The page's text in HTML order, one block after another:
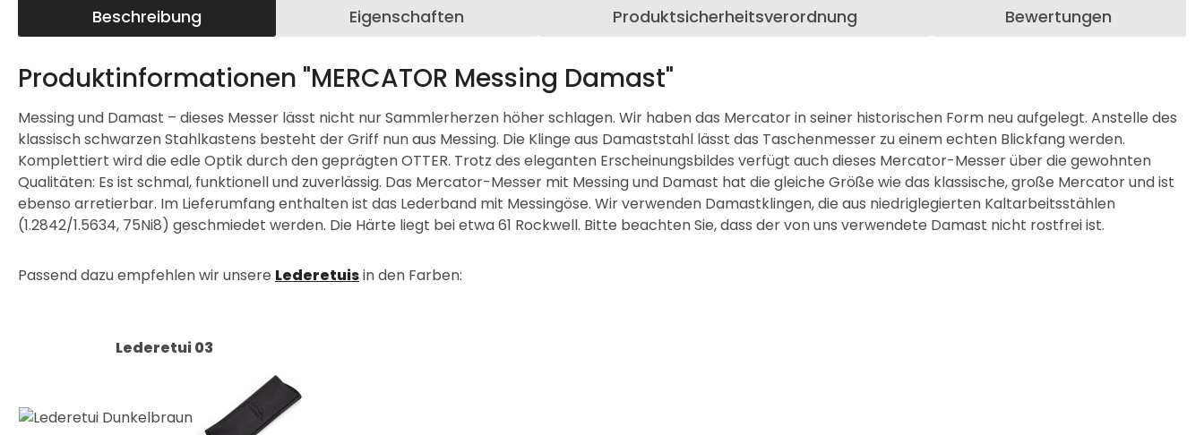
Beschreibung Eigenschaften Produktsicherheitsverordnung Bewertungen
Produktinformationen "MERCATOR Messing Damast"
Messing und Damast – dieses Messer lässt nicht nur Sammlerherzen höher schlagen. Wir haben das Mercator in seiner historischen Form neu aufgelegt. Anstelle des
klassisch schwarzen Stahlkastens besteht der Griff nun aus Messing. Die Klinge aus Damaststahl lässt das Taschenmesser zu einem echten Blickfang werden.
Komplettiert wird die edle Optik durch den geprägten OTTER. Trotz des eleganten Erscheinungsbildes verfügt auch dieses Mercator-Messer über die gewohnten
Qualitäten: Es ist schmal, funktionell und zuverlässig. Das Mercator-Messer mit Messing und Damast hat die gleiche Größe wie das klassische, große Mercator und ist
ebenso arretierbar. Im Lieferumfang enthalten ist das Lederband mit Messingöse. Wir verwenden Damastklingen, die aus niedriglegierten Kaltarbeitsstählen
(1.2842/1.5634, 75Ni8) geschmiedet werden. Die Härte liegt bei etwa 61 Rockwell. Bitte beachten Sie, dass der von uns verwendete Damast nicht rostfrei ist.
Passend dazu empfehlen wir unsere Lederetuisin den Farben:
Lederetui 03